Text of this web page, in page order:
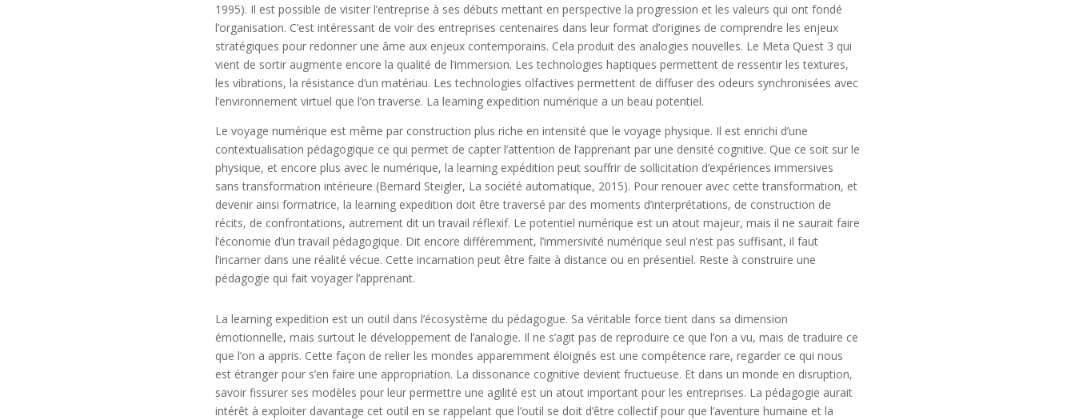
1995). Il est possible de visiter l’entreprise à ses débuts mettant en perspective la progression et les valeurs qui ont fondé
l’organisation. C’est intéressant de voir des entreprises centenaires dans leur format d’origines de comprendre les enjeux
stratégiques pour redonner une âme aux enjeux contemporains. Cela produit des analogies nouvelles. Le Meta Quest 3 qui
vient de sortir augmente encore la qualité de l’immersion. Les technologies haptiques permettent de ressentir les textures,
les vibrations, la résistance d’un matériau. Les technologies olfactives permettent de diffuser des odeurs synchronisées avec
l’environnement virtuel que l’on traverse. La learning expedition numérique a un beau potentiel.
Le voyage numérique est même par construction plus riche en intensité que le voyage physique. Il est enrichi d’une
contextualisation pédagogique ce qui permet de capter l’attention de l’apprenant par une densité cognitive. Que ce soit sur le
physique, et encore plus avec le numérique, la learning expédition peut souffrir de sollicitation d’expériences immersives
sans transformation intérieure (Bernard Steigler, La société automatique, 2015). Pour renouer avec cette transformation, et
devenir ainsi formatrice, la learning expedition doit être traversé par des moments d’interprétations, de construction de
récits, de confrontations, autrement dit un travail réflexif. Le potentiel numérique est un atout majeur, mais il ne saurait faire
l’économie d’un travail pédagogique. Dit encore différemment, l’immersivité numérique seul n’est pas suffisant, il faut
l’incarner dans une réalité vécue. Cette incarnation peut être faite à distance ou en présentiel. Reste à construire une
pédagogie qui fait voyager l’apprenant.
La learning expedition est un outil dans l’écosystème du pédagogue. Sa véritable force tient dans sa dimension
émotionnelle, mais surtout le développement de l’analogie. Il ne s’agit pas de reproduire ce que l’on a vu, mais de traduire ce
que l’on a appris. Cette façon de relier les mondes apparemment éloignés est une compétence rare, regarder ce qui nous
est étranger pour s’en faire une appropriation. La dissonance cognitive devient fructueuse. Et dans un monde en disruption,
savoir fissurer ses modèles pour leur permettre une agilité est un atout important pour les entreprises. La pédagogie aurait
intérêt à exploiter davantage cet outil en se rappelant que l’outil se doit d’être collectif pour que l’aventure humaine et la